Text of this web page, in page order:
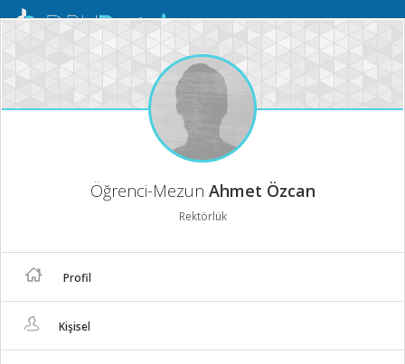
Mobil
Öğrenci-Mezun Ahmet Özcan
Rektörlük
Profil
Kişisel